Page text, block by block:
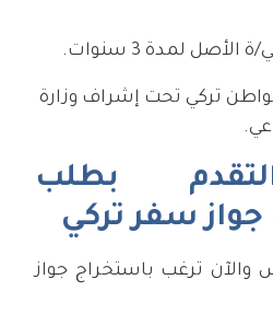
لمدة 3 سنوات.
فرص عمل لـ50 مواطن تركي تحت إشراف وزارة
بطلب
سفر تركي
والآن ترغب باستخراج جواز